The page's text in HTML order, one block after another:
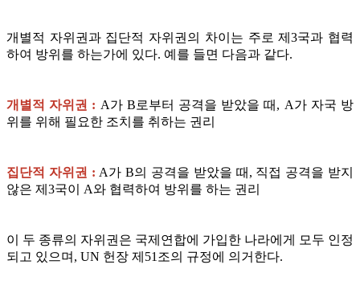
개별적 자위권과 집단적 자위권의 차이는 주로 제3국과 협력
하여 방위를 하는가에 있다. 예를 들면 다음과 같다.
개별적 자위권 : A가 B로부터 공격을 받았을 때, A가 자국 방
위를 위해 필요한 조치를 취하는 권리
집단적 자위권 : A가 B의 공격을 받았을 때, 직접 공격을 받지
않은 제3국이 A와 협력하여 방위를 하는 권리
이 두 종류의 자위권은 국제연합에 가입한 나라에게 모두 인정
되고 있으며, UN 헌장 제51조의 규정에 의거한다.